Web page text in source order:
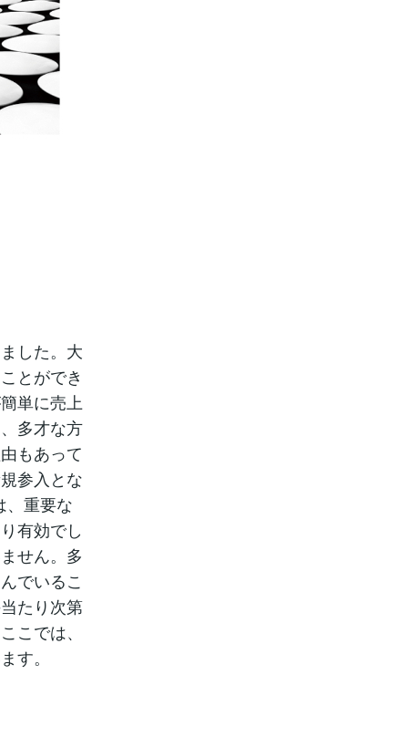
した。大
とができ
単に売上
多才な方
もあって
参入とな
、重要な
有効でし
せん。多
でいるこ
たり次第
こでは、
す。